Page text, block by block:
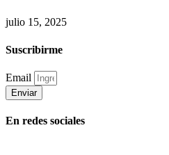
julio 15, 2025
Suscribirme
Email
Enviar
En redes sociales